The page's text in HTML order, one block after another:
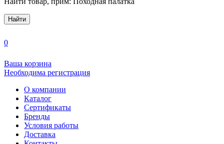
Найти
0
Ваша корзина
Необходима регистрация
О компании
Каталог
Сертификаты
Бренды
Условия работы
Доставка